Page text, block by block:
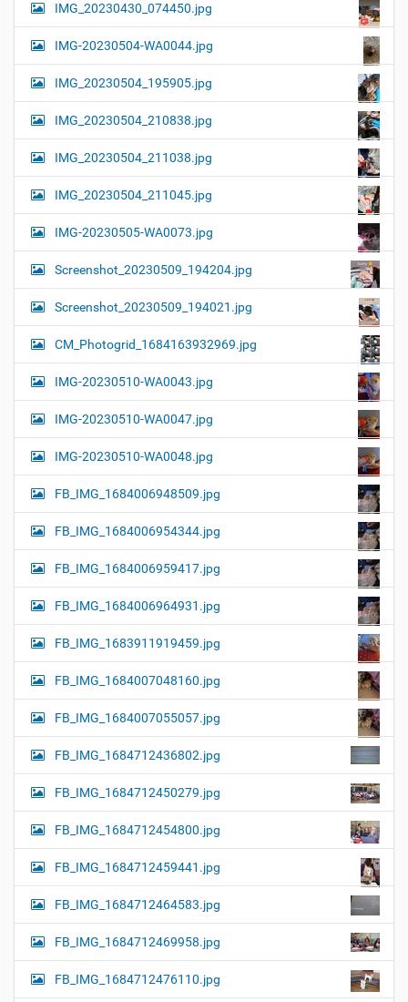
IMG_20230430_074450.jpg
IMG-20230504-WA0044.jpg
IMG_20230504_195905.jpg
IMG_20230504_210838.jpg
IMG_20230504_211038.jpg
IMG_20230504_211045.jpg
IMG-20230505-WA0073.jpg
Screenshot_20230509_194204.jpg
Screenshot_20230509_194021.jpg
CM_Photogrid_1684163932969.jpg
IMG-20230510-WA0043.jpg
IMG-20230510-WA0047.jpg
IMG-20230510-WA0048.jpg
FB_IMG_1684006948509.jpg
FB_IMG_1684006954344.jpg
FB_IMG_1684006959417.jpg
FB_IMG_1684006964931.jpg
FB_IMG_1683911919459.jpg
FB_IMG_1684007048160.jpg
FB_IMG_1684007055057.jpg
FB_IMG_1684712436802.jpg
FB_IMG_1684712450279.jpg
FB_IMG_1684712454800.jpg
FB_IMG_1684712459441.jpg
FB_IMG_1684712464583.jpg
FB_IMG_1684712469958.jpg
FB_IMG_1684712476110.jpg